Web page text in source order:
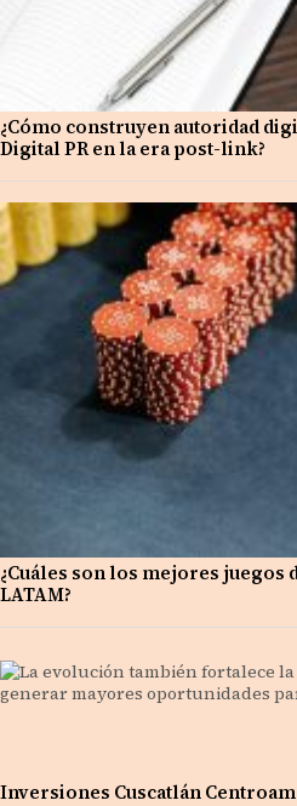
¿Cómo construyen autoridad
Digital PR en la era post-link?
¿Cuáles son los mejores juegos
LATAM?
Inversiones Cuscatlán